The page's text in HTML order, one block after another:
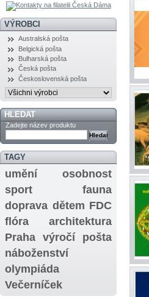
VÝROBCI
Australská pošta
Belgická pošta
Bulharská pošta
Česká pošta
Československá pošta
HLEDAT
Zadejte název produktu
TAGY
umění
osobnost
sport
fauna
doprava dětem FDC
flóra
architektura
Praha
výročí
pošta
náboženství
olympiáda
Večerníček